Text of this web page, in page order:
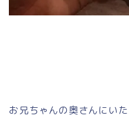
お兄ちゃんの奥さんにい